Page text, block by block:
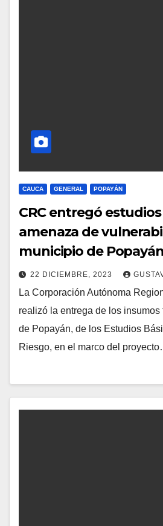
CAUCA GENERAL POPAYÁN
CRC entregó
amenaza de
municipio de Popayán
22 DICIEMBRE, 2023
La Corporación Autónoma
realizó la entrega de los
de Popayán, de los Estudios
Riesgo, en el marco del